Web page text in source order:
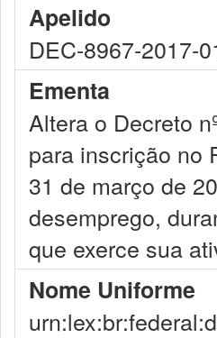
Apelido
DEC-8967-2017-
Ementa
Altera o Decreto
para inscrição no
31 de março de
desemprego,
que exerce sua
Nome Uniforme